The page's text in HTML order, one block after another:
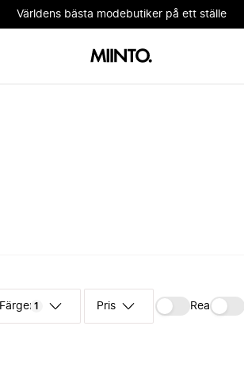
Världens bästa modebutiker på ett ställe
Färger 1 Pris Rea